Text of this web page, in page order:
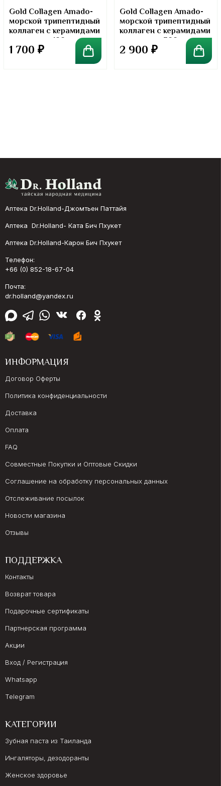
Gold Collagen Amado-
морской трипептидный
коллаген с керамидами
в порошке. 100 грамм
1 700 ₽
Gold Collagen Amado-
морской трипептидный
коллаген с керамидами
в порошке. 300 грамм
2 900 ₽
Аптека Dr.Holland-Джомтьен Паттайя
Аптека Dr.Holland- Ката Бич Пхукет
Аптека Dr.Holland-Карон Бич Пхукет
Телефон:
+66 (0) 852-18-67-04
Почта:
dr.holland@yandex.ru
ИНФОРМАЦИЯ
Договор Оферты
Политика конфиденциальности
Доставка
Оплата
FAQ
Совместные Покупки и Оптовые Скидки
Соглашение на обработку персональных данных
Отслеживание посылок
Новости магазина
Отзывы
ПОДДЕРЖКА
Контакты
Возврат товара
Подарочные сертификаты
Партнерская программа
Акции
Вход / Регистрация
Whatsapp
Telegram
КАТЕГОРИИ
Зубная паста из Таиланда
Ингаляторы, дезодоранты
Женское здоровье